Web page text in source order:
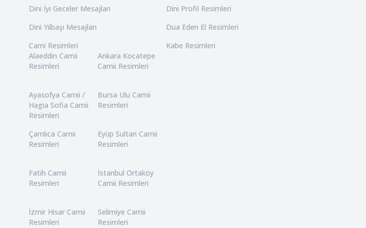
Dini İyi Geceler Mesajları
Dini Profil Resimleri
Dini Yılbaşı Mesajları
Dua Eden El Resimleri
Cami Resimleri
Alaeddin Camii
Resimleri
Ankara Kocatepe
Camii Resimleri
Ayasofya Camii /
Hagia Sofia Camii
Resimleri
Bursa Ulu Camii
Resimleri
Çamlıca Camii
Resimleri
Eyüp Sultan Camii
Resimleri
Fatih Camii
Resimleri
İstanbul Ortaköy
Camii Resimleri
İzmir Hisar Camii
Resimleri
Selimiye Camii
Resimleri
Kabe Resimleri